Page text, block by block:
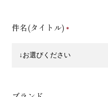
件名(タイトル)